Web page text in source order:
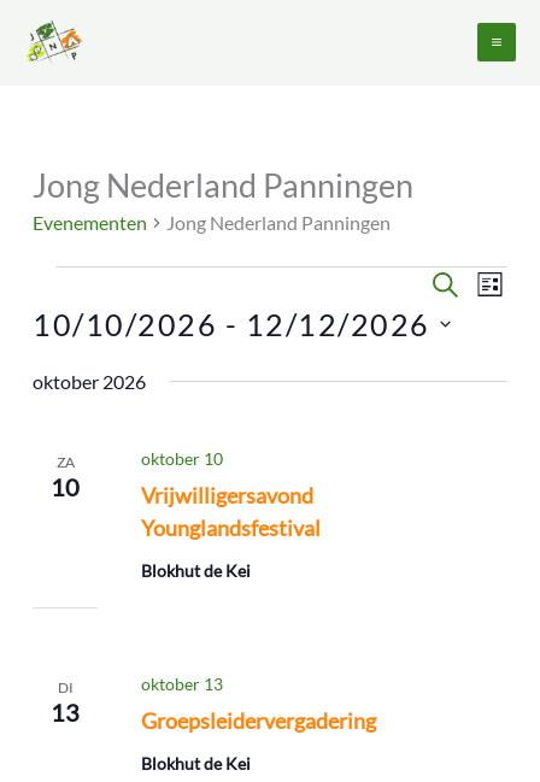
naar
Jong Nederland Panningen
Evenementen Jong Nederland Panningen
Evenementen
Evenementen
en
ZOEKEN
LIJST
10/10/2026 - 12/12/2026
een
oktober 2026
ZA
10
Vrijwilligersavond
Younglandsfestival
oktober 10
Blokhut de Kei
DI
13 Groepsleidervergadering
oktober 13
Blokhut de Kei